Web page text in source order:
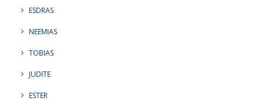
ESDRAS
NEEMIAS
TOBIAS
JUDITE
ESTER